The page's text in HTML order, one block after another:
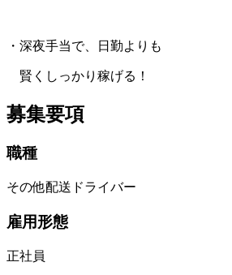
・深夜手当で、日勤よりも
賢くしっかり稼げる！
募集要項
職種
その他配送ドライバー
雇用形態
正社員